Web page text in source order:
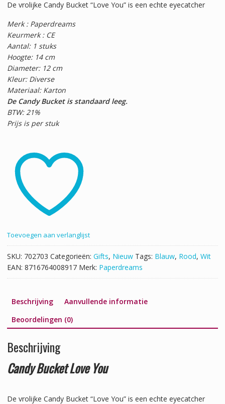
De vrolijke Candy Bucket “Love You” is een echte eyecatcher
Merk : Paperdreams
Keurmerk : CE
Aantal: 1 stuks
Hoogte: 14 cm
Diameter: 12 cm
Kleur: Diverse
Materiaal: Karton
De Candy Bucket is standaard leeg.
BTW: 21%
Prijs is per stuk
Toevoegen aan verlanglijst
SKU: 702703 Categorieën: Gifts, Nieuw Tags: Blauw, Rood, Wit
EAN: 8716764008917 Merk: Paperdreams
Beschrijving
Aanvullende informatie
Beoordelingen (0)
Beschrijving
Candy Bucket Love You
De vrolijke Candy Bucket “Love You” is een echte eyecatcher